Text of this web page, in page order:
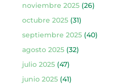
noviembre 2025(26)
octubre 2025(31)
septiembre 2025(40)
agosto 2025(32)
julio 2025(47)
junio 2025(41)